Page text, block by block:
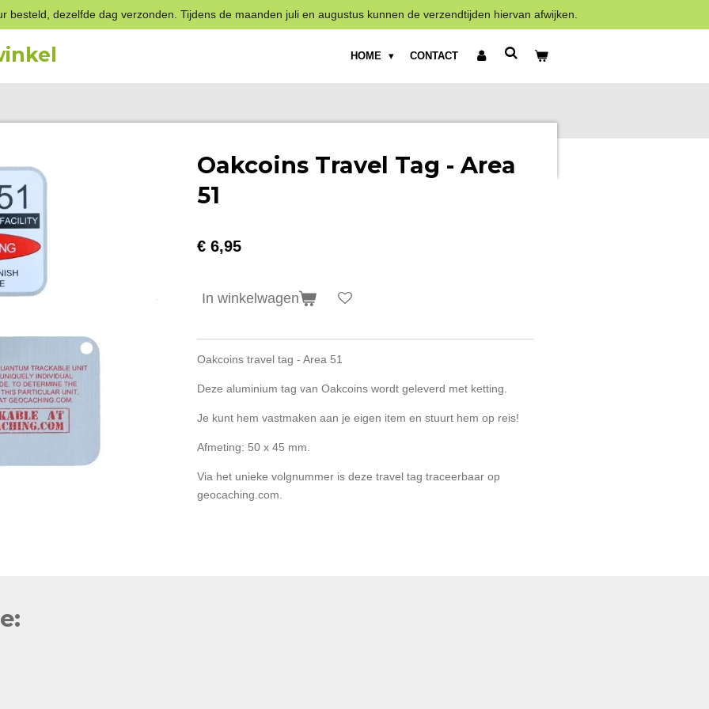
besteld, dezelfde dag verzonden. Tijdens de maanden juli en augustus kunnen de verzendtijden hiervan afwijken.
HOME CONTACT
Oakcoins Travel Tag - Area
51
€ 6,95
In winkelwagen
Oakcoins travel tag - Area 51
Deze aluminium tag van Oakcoins wordt geleverd met ketting.
Je kunt hem vastmaken aan je eigen item en stuurt hem op reis!
Afmeting: 50 x 45 mm.
Via het unieke volgnummer is deze travel tag traceerbaar op
geocaching.com.